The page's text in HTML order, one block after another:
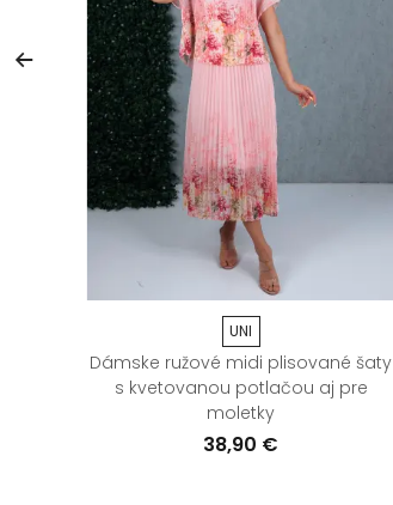
UNI
Dámske ružové midi plisované šaty
s kvetovanou potlačou aj pre
moletky
38,90 €